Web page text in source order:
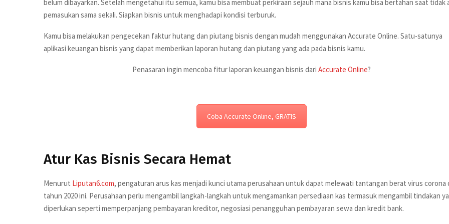
belum dibayarkan. Setelah mengetahui itu semua, kamu bisa membuat perkiraan sejauh mana bisnis kamu bisa bertahan saat tidak
pemasukan sama sekali. Siapkan bisnis untuk menghadapi kondisi terburuk.
Kamu bisa melakukan pengecekan faktur hutang dan piutang bisnis dengan mudah menggunakan Accurate Online. Satu-satunya
aplikasi keuangan bisnis yang dapat memberikan laporan hutang dan piutang yang ada pada bisnis kamu.
Penasaran ingin mencoba fitur laporan keuangan bisnis dari Accurate Online?
Coba Accurate Online, GRATIS
Atur Kas Bisnis Secara Hemat
Menurut Liputan6.com, pengaturan arus kas menjadi kunci utama perusahaan untuk dapat melewati tantangan berat virus corona
tahun 2020 ini. Perusahaan perlu mengambil langkah-langkah untuk mengamankan persediaan kas termasuk mengambil tindakan
diperlukan seperti memperpanjang pembayaran kreditor, negosiasi penangguhan pembayaran sewa dan kredit bank.